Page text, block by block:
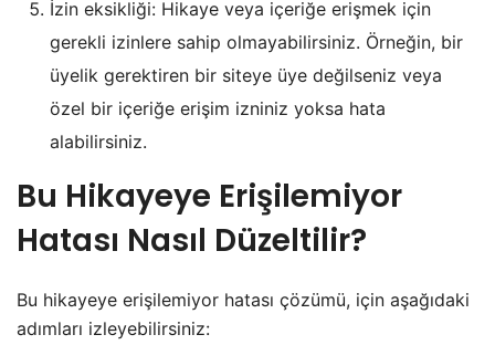
İzin eksikliği: Hikaye veya içeriğe erişmek için
gerekli izinlere sahip olmayabilirsiniz. Örneğin, bir
üyelik gerektiren bir siteye üye değilseniz veya
özel bir içeriğe erişim izniniz yoksa hata
alabilirsiniz.
Bu Hikayeye Erişilemiyor
Hatası Nasıl Düzeltilir?
Bu hikayeye erişilemiyor hatası çözümü, için aşağıdaki
adımları izleyebilirsiniz: